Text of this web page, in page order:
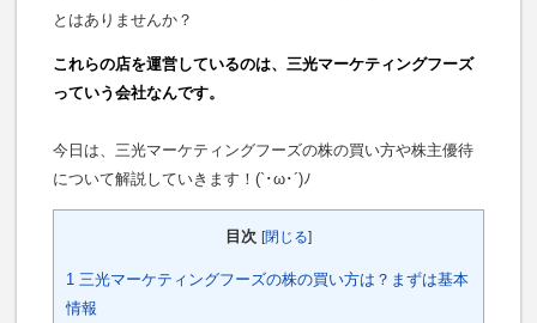
とはありませんか？
これらの店を運営しているのは、三光マーケティングフーズ
っていう会社なんです。
今日は、三光マーケティングフーズの株の買い方や株主優待
について解説していきます！(`･ω･´)ﾉ
目次 [閉じる]
1 三光マーケティングフーズの株の買い方は？まずは基本
情報